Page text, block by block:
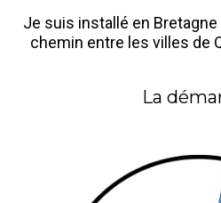
Je suis installé en
chemin entre les villes de
La